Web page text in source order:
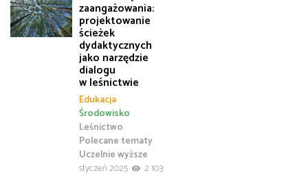
zaangażowania:
projektowanie
ścieżek
dydaktycznych
jako narzędzie
dialogu
w leśnictwie
Edukacja
Leśnictwo
Polecane tematy
Środowisko
Uczelnie wyższe
styczeń 2025
2 103